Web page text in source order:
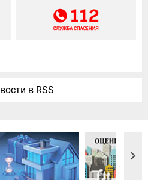
в RSS